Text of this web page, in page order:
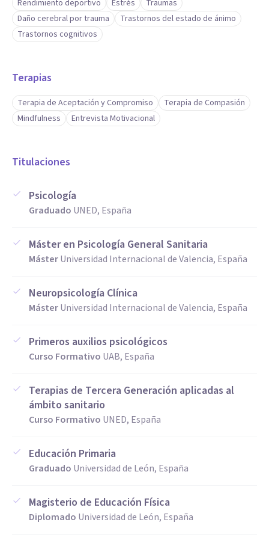
Rendimiento deportivo Estrés
Traumas
Daño cerebral por trauma
Trastornos del estado de ánimo
Trastornos cognitivos
Terapias
Terapia de Aceptación y Compromiso
Terapia de Compasión
Mindfulness
Entrevista Motivacional
Titulaciones
Psicología
Graduado UNED, España
Máster en Psicología General Sanitaria
MásterUniversidad Internacional de Valencia, España
Neuropsicología Clínica
MásterUniversidad Internacional de Valencia, España
Primeros auxilios psicológicos
Curso Formativo UAB, España
Terapias de Tercera Generación aplicadas al
ámbito sanitario
Curso Formativo UNED, España
Educación Primaria
Graduado Universidad de León, España
Magisterio de Educación Física
Diplomado Universidad de León, España